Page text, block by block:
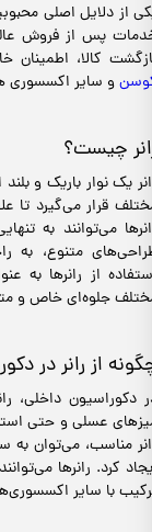
از دلایل اصلی
پس از فروش
کالا، اطمینان
و سایر اکسسوری
چیست؟
یک نوار باریک و
قرار می‌گیرد تا
می‌توانند به
متنوع، به
از رانرها به
جلوه‌ای خاص و
از رانر در
دکوراسیون داخلی،
عسلی و حتی
مناسب، می‌توان به
کرد. رانرها
با سایر